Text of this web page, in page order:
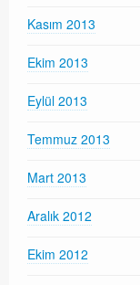
Kasım 2013
Ekim 2013
Eylül 2013
Temmuz 2013
Mart 2013
Aralık 2012
Ekim 2012